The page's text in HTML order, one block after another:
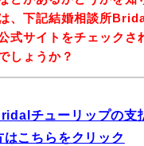
、下記結婚相談所
式サイトをチェックさ
しょうか？
チューリップの支
こちらをクリック